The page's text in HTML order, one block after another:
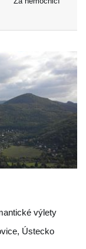
výlety
, Ústecko